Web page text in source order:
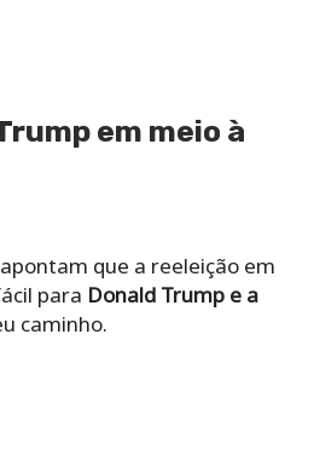
em meio à
que a reeleição em
para Donald Trump e a
caminho.